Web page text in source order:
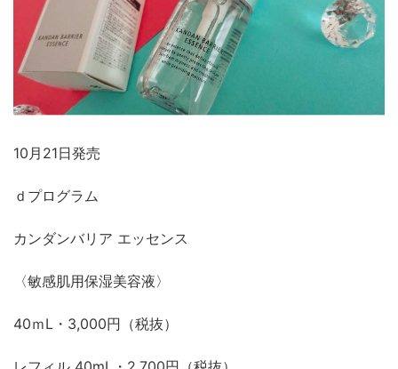
10月21日発売
ｄプログラム
カンダンバリア エッセンス
〈敏感肌用保湿美容液〉
40ｍL・3,000円（税抜）